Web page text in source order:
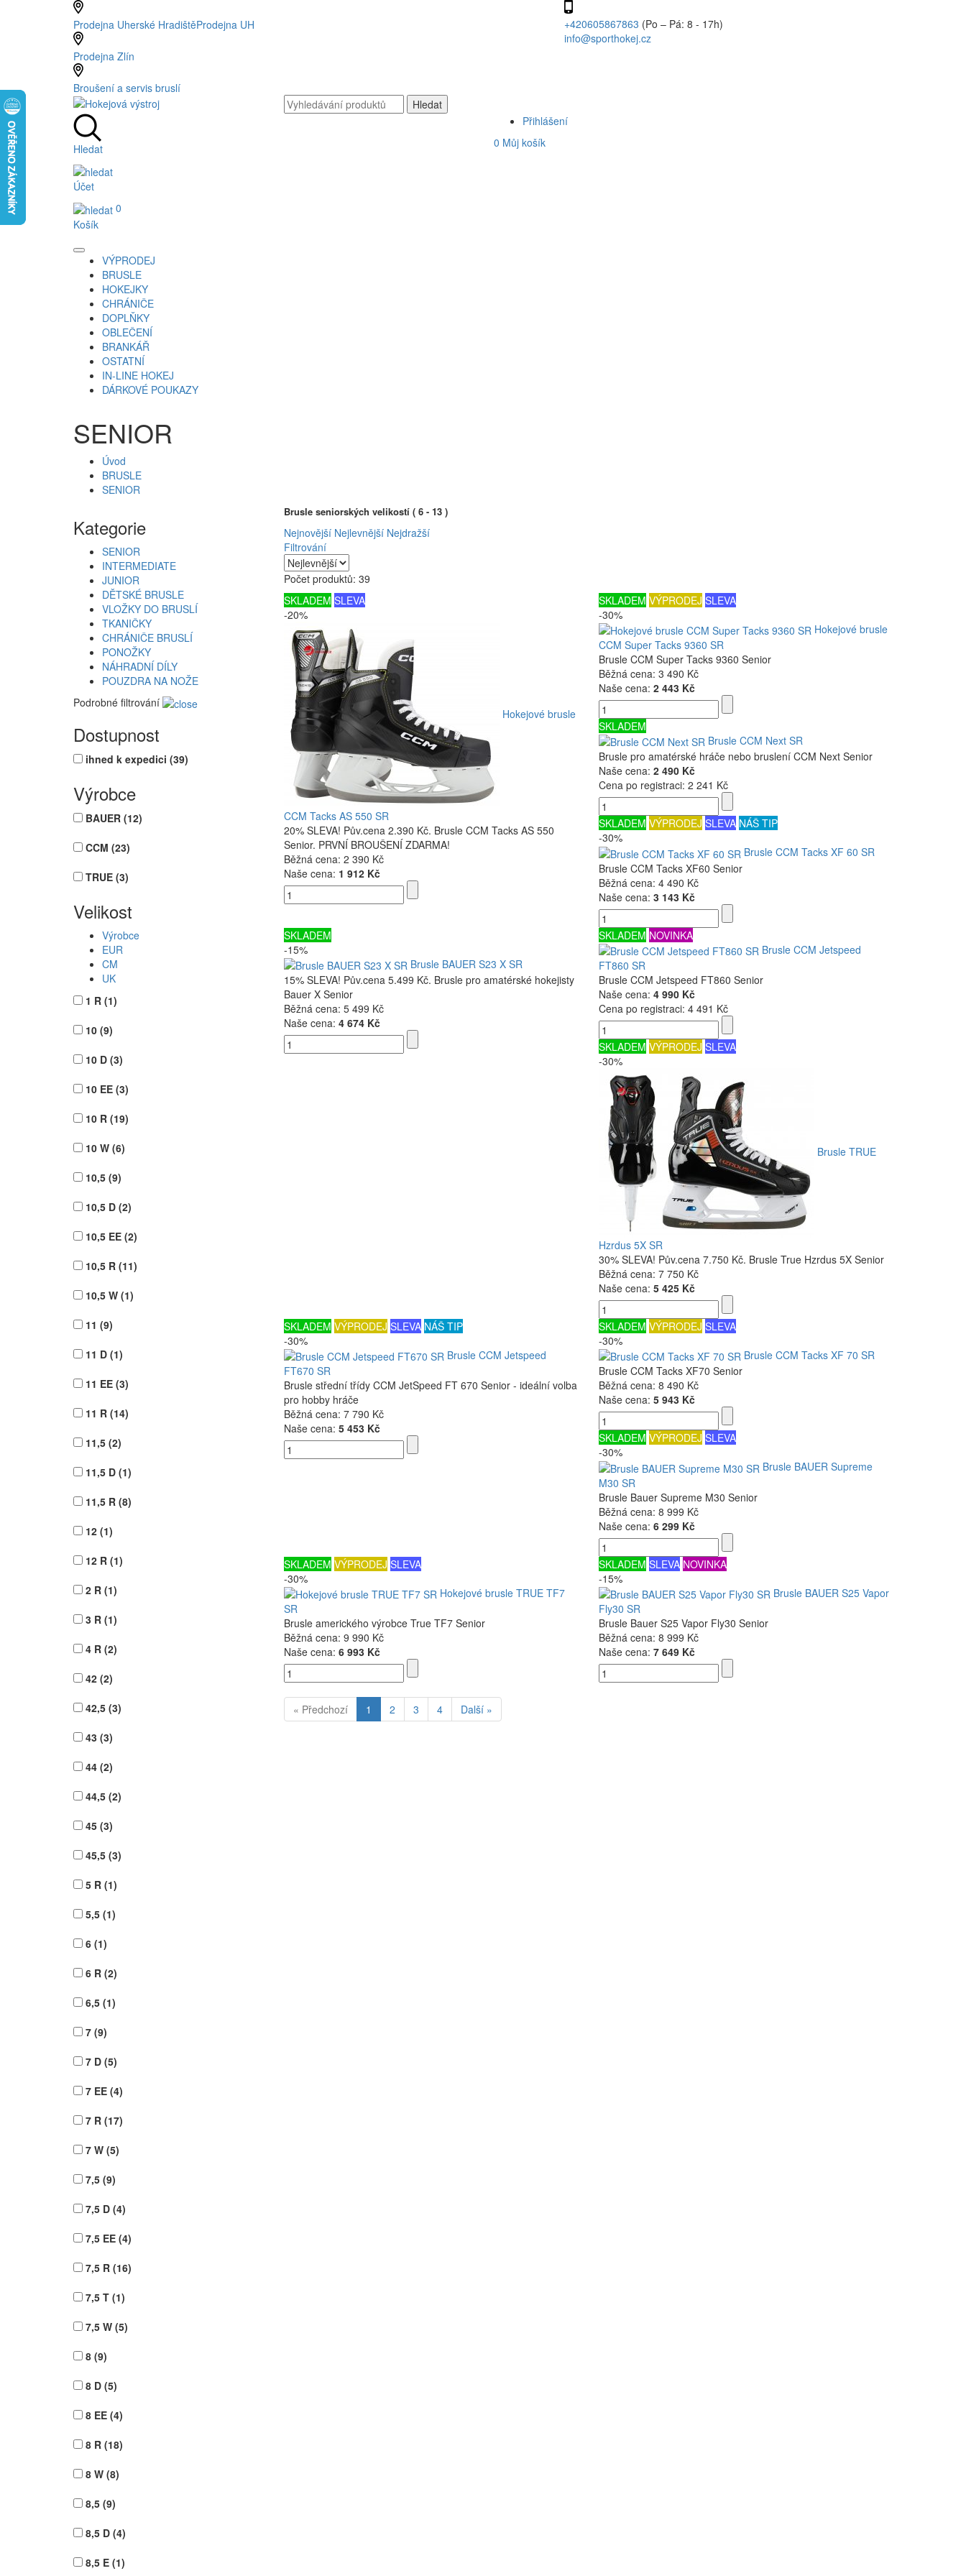
Prodejna Uherské HradištěProdejna UH
Prodejna Zlín
Broušení a servis bruslí
+420605867863 (Po – Pá: 8 - 17h)
info@sporthokej.cz
Hledat
Účet
0
Košík
Přihlášení
0 Můj košík
VÝPRODEJ
BRUSLE
HOKEJKY
CHRÁNIČE
DOPLŇKY
OBLEČENÍ
BRANKÁŘ
OSTATNÍ
IN-LINE HOKEJ
DÁRKOVÉ POUKAZY
SENIOR
Úvod
BRUSLE
SENIOR
Kategorie
SENIOR
INTERMEDIATE
JUNIOR
DĚTSKÉ BRUSLE
VLOŽKY DO BRUSLÍ
TKANIČKY
CHRÁNIČE BRUSLÍ
PONOŽKY
NÁHRADNÍ DÍLY
POUZDRA NA NOŽE
Podrobné filtrování
Dostupnost
ihned k expedici (39)
Výrobce
BAUER (12)
CCM (23)
TRUE (3)
Velikost
Výrobce
EUR
CM
UK
1 R (1)
10 (9)
10 D (3)
10 EE (3)
10 R (19)
10 W (6)
10,5 (9)
10,5 D (2)
10,5 EE (2)
10,5 R (11)
10,5 W (1)
11 (9)
11 D (1)
11 EE (3)
11 R (14)
11,5 (2)
11,5 D (1)
11,5 R (8)
12 (1)
12 R (1)
2 R (1)
3 R (1)
4 R (2)
42 (2)
42,5 (3)
43 (3)
44 (2)
44,5 (2)
45 (3)
45,5 (3)
5 R (1)
5,5 (1)
6 (1)
6 R (2)
6,5 (1)
7 (9)
7 D (5)
7 EE (4)
7 R (17)
7 W (5)
7,5 (9)
7,5 D (4)
7,5 EE (4)
7,5 R (16)
7,5 T (1)
7,5 W (5)
8 (9)
8 D (5)
8 EE (4)
8 R (18)
8 W (8)
8,5 (9)
8,5 D (4)
8,5 E (1)
Brusle seniorských velikostí ( 6 - 13 )
Nejnovější Nejlevnější Nejdražší
Filtrování
Počet produktů: 39
SKLADEM SLEVA
-20%
Hokejové brusle
CCM Tacks AS 550 SR
20% SLEVA! Pův.cena 2.390 Kč. Brusle CCM Tacks AS 550
Senior. PRVNÍ BROUŠENÍ ZDARMA!
Běžná cena: 2 390 Kč
Naše cena: 1 912 Kč
SKLADEM VÝPRODEJ SLEVA
-30%
Hokejové brusle
CCM Super Tacks 9360 SR
Brusle CCM Super Tacks 9360 Senior
Běžná cena:3 490 Kč
Naše cena:2 443 Kč
SKLADEM
Brusle CCM Next SR
Brusle pro amatérské hráče nebo bruslení CCM Next Senior
Naše cena:2 490 Kč
Cena po registraci:2 241 Kč
SKLADEM VÝPRODEJ SLEVA NÁŠ TIP
-30%
Brusle CCM Tacks XF 60 SR
Brusle CCM Tacks XF60 Senior
Běžná cena:4 490 Kč
Naše cena:3 143 Kč
SKLADEM
-15%
Brusle BAUER S23 X SR
15% SLEVA! Pův.cena 5.499 Kč. Brusle pro amatérské hokejisty
Bauer X Senior
Běžná cena: 5 499 Kč
Naše cena: 4 674 Kč
SKLADEM NOVINKA
Brusle CCM Jetspeed
FT860 SR
Brusle CCM Jetspeed FT860 Senior
Naše cena:4 990 Kč
Cena po registraci:4 491 Kč
SKLADEM VÝPRODEJ SLEVA
-30%
Brusle TRUE
Hzrdus 5X SR
30% SLEVA! Pův.cena 7.750 Kč. Brusle True Hzrdus 5X Senior
Běžná cena:7 750 Kč
Naše cena:5 425 Kč
SKLADEM VÝPRODEJ SLEVA NÁŠ TIP
-30%
Brusle CCM Jetspeed
FT670 SR
Brusle střední třídy CCM JetSpeed FT 670 Senior - ideální volba
pro hobby hráče
Běžná cena: 7 790 Kč
Naše cena: 5 453 Kč
SKLADEM VÝPRODEJ SLEVA
-30%
Brusle CCM Tacks XF 70 SR
Brusle CCM Tacks XF70 Senior
Běžná cena:8 490 Kč
Naše cena:5 943 Kč
SKLADEM VÝPRODEJ SLEVA
-30%
Brusle BAUER Supreme
M30 SR
Brusle Bauer Supreme M30 Senior
Běžná cena:8 999 Kč
Naše cena:6 299 Kč
SKLADEM VÝPRODEJ SLEVA
-30%
Hokejové brusle TRUE TF7
SR
Brusle amerického výrobce True TF7 Senior
Běžná cena: 9 990 Kč
Naše cena: 6 993 Kč
SKLADEM SLEVA NOVINKA
-15%
Brusle BAUER S25 Vapor
Fly30 SR
Brusle Bauer S25 Vapor Fly30 Senior
Běžná cena:8 999 Kč
Naše cena:7 649 Kč
« Předchozí 1 2 3 4 Další »